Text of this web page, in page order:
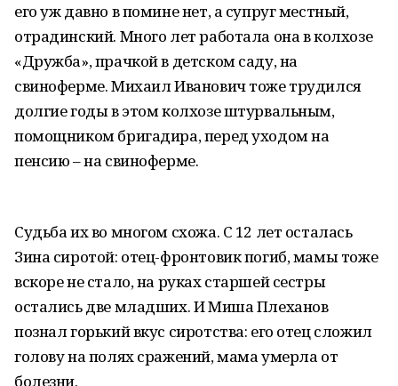
его уж давно в помине нет, а супруг местный,
отрадинский. Много лет работала она в колхозе
«Дружба», прачкой в детском саду, на
свиноферме. Михаил Иванович тоже трудился
долгие годы в этом колхозе штурвальным,
помощником бригадира, перед уходом на
пенсию – на свиноферме.
Судьба их во многом схожа. С 12 лет осталась
Зина сиротой: отец-фронтовик погиб, мамы тоже
вскоре не стало, на руках старшей сестры
остались две младших. И Миша Плеханов
познал горький вкус сиротства: его отец сложил
голову на полях сражений, мама умерла от
болезни.